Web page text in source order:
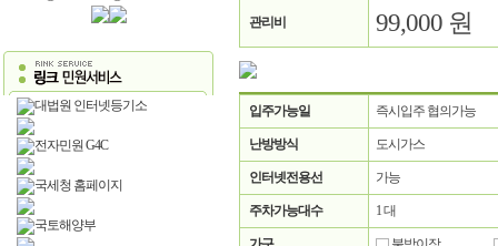
대법원 인터넷등기소
전자민원 G4C
국세청 홈페이지
국토해양부
관리비 99,000 원
입주가능일 즉시입주 협의가능
난방방식 도시가스
인터넷전용선 가능
주차가능대수 1 대